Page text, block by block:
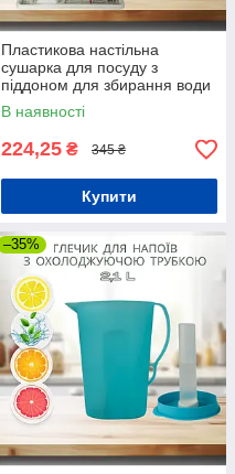
Пластикова настільна
сушарка для посуду з
піддоном для збирання води
В наявності
224,25 ₴ 345 ₴
Купити
–35%